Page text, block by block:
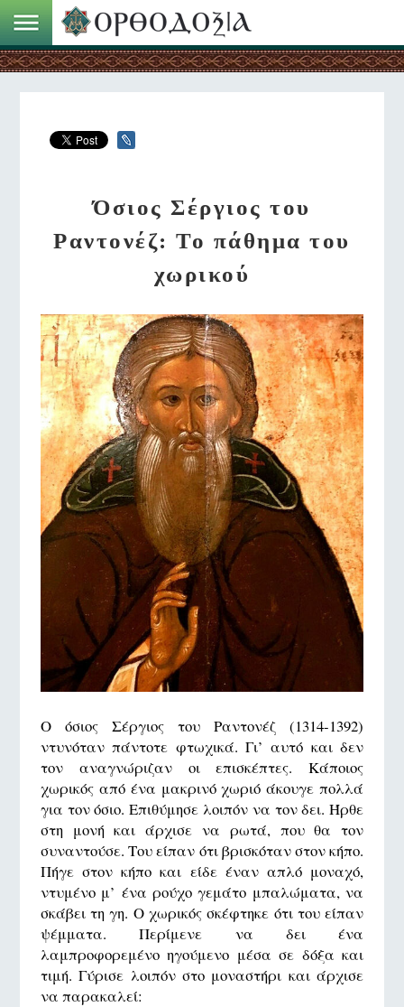
Όσιος Σέργιος του
Ραντονέζ: Το πάθημα του
χωρικού
Ο όσιος Σέργιος του Ραντονέζ (1314-1392)
ντυνόταν πάντοτε φτωχικά. Γι’ αυτό και δεν
τον αναγνώριζαν οι επισκέπτες. Κάποιος
χωρικός από ένα μακρινό χωριό άκουγε πολλά
για τον όσιο. Επιθύμησε λοιπόν να τον δει. Ήρθε
στη μονή και άρχισε να ρωτά, που θα τον
συναντούσε. Του είπαν ότι βρισκόταν στον κήπο.
Πήγε στον κήπο και είδε έναν απλό μοναχό,
ντυμένο μ’ ένα ρούχο γεμάτο μπαλώματα, να
σκάβει τη γη. Ο χωρικός σκέφτηκε ότι του είπαν
ψέμματα. Περίμενε να δει ένα
λαμπροφορεμένο ηγούμενο μέσα σε δόξα και
τιμή. Γύρισε λοιπόν στο μοναστήρι και άρχισε
να παρακαλεί: